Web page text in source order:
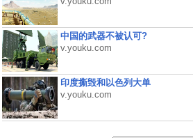
中国的武器不被认可?
v.youku.com
印度撕毁和以色列大单
v.youku.com